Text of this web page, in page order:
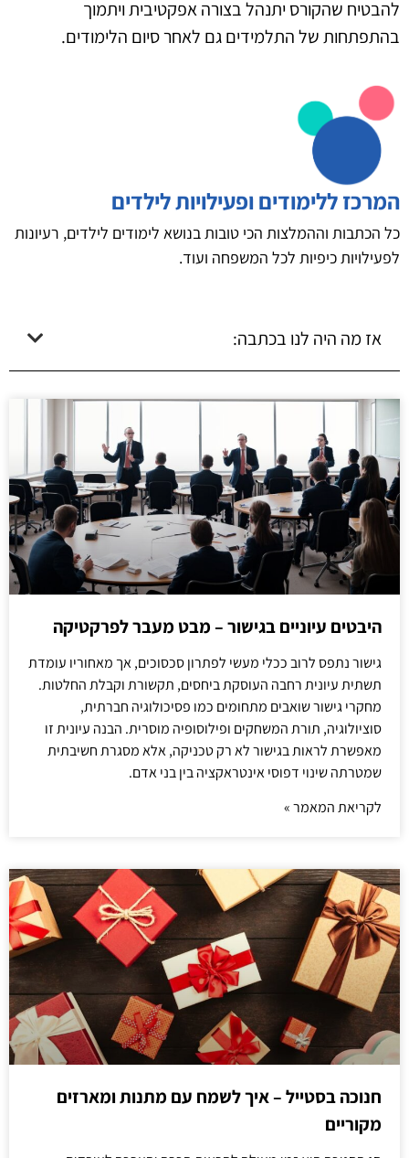
להבטיח שהקורס יתנהל בצורה אפקטיבית ויתמוך
בהתפתחות של התלמידים גם לאחר סיום הלימודים.
המרכז ללימודים ופעילויות לילדים
כל הכתבות וההמלצות הכי טובות בנושא לימודים לילדים, רעיונות
לפעילויות כיפיות לכל המשפחה ועוד.
אז מה היה לנו בכתבה:
היבטים עיוניים בגישור – מבט מעבר לפרקטיקה
גישור נתפס לרוב ככלי מעשי לפתרון סכסוכים, אך מאחוריו עומדת
תשתית עיונית רחבה העוסקת ביחסים, תקשורת וקבלת החלטות.
מחקרי גישור שואבים מתחומים כמו פסיכולוגיה חברתית,
סוציולוגיה, תורת המשחקים ופילוסופיה מוסרית. הבנה עיונית זו
מאפשרת לראות בגישור לא רק טכניקה, אלא מסגרת חשיבתית
שמטרתה שינוי דפוסי אינטראקציה בין בני אדם.
לקריאת המאמר »
חנוכה בסטייל – איך לשמח עם מתנות ומארזים
מקוריים